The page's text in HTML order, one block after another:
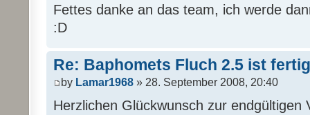
Fettes danke an das team, ich werde
:D
Re: Baphomets Fluch 2.5 ist fertig
by Lamar1968 » 28. September 2008, 20:40
Herzlichen Glückwunsch zur endgültigen